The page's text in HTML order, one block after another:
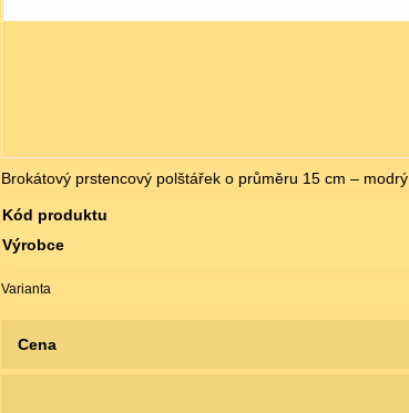
Brokátový prstencový polštářek o průměru 15 cm – modrý
Kód produktu
Výrobce
Varianta
Cena